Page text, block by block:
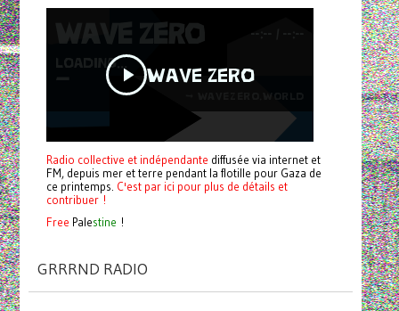
Radio collective et indépendante diffusée via internet et
FM, depuis mer et terre pendant la flotille pour Gaza de
ce printemps. C'est par ici pour plus de détails et
contribuer !
Free Palestine !
GRRRND RADIO